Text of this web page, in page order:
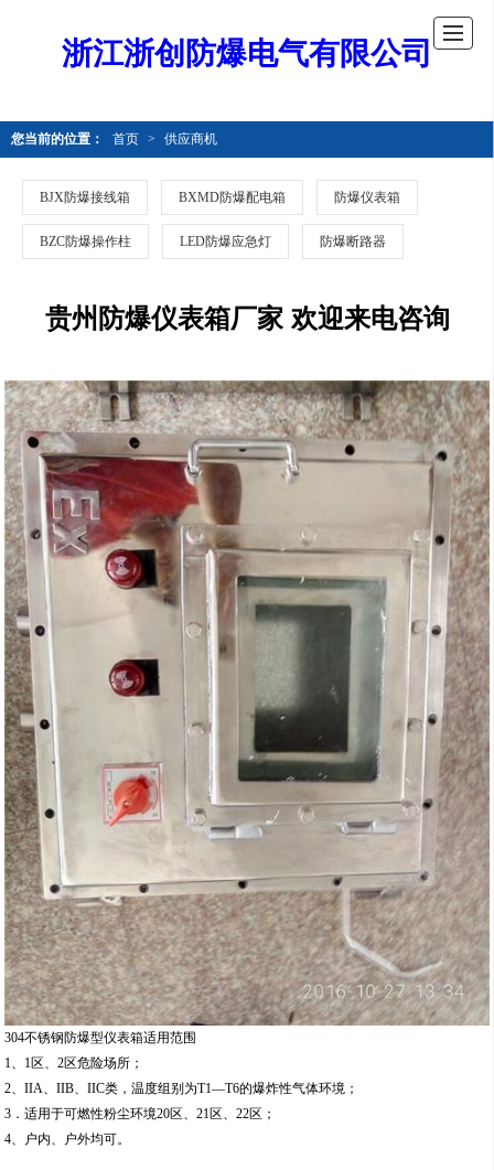
浙江浙创防爆电气有限公司
您当前的位置： 首页 > 供应商机
BJX防爆接线箱 BXMD防爆配电箱 防爆仪表箱
BZC防爆操作柱 LED防爆应急灯 防爆断路器
贵州防爆仪表箱厂家 欢迎来电咨询
304不锈钢防爆型仪表箱适用范围
1、1区、2区危险场所；
2、IIA、IIB、IIC类，温度组别为T1—T6的爆炸性气体环境；
3．适用于可燃性粉尘环境20区、21区、22区；
4、户内、户外均可。